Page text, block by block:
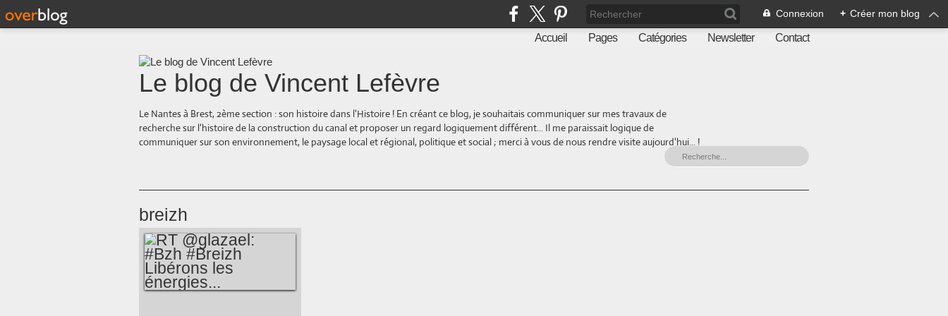
Connexion + Créer mon blog
Accueil Pages Catégories Newsletter Contact
Le blog de Vincent Lefèvre
Le Nantes à Brest, 2ème section : son histoire dans l'Histoire ! En créant ce blog, je souhaitais communiquer sur mes travaux de
recherche sur l'histoire de la construction du canal et proposer un regard logiquement différent... Il me paraissait logique de
communiquer sur son environnement, le paysage local et régional, politique et social ; merci à vous de nous rendre visite aujourd'hui... !
breizh